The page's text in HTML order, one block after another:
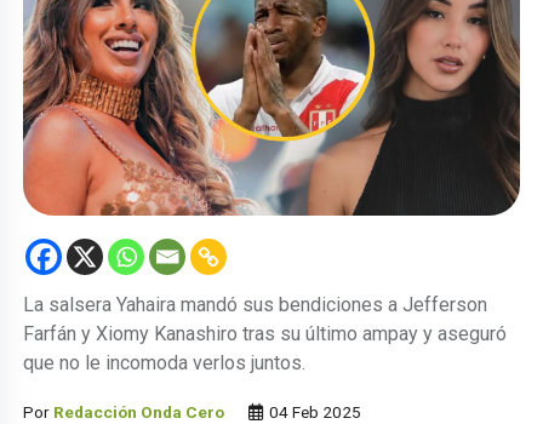
La salsera Yahaira mandó sus bendiciones a Jefferson
Farfán y Xiomy Kanashiro tras su último ampay y aseguró
que no le incomoda verlos juntos.
Por Redacción Onda Cero 04 Feb 2025